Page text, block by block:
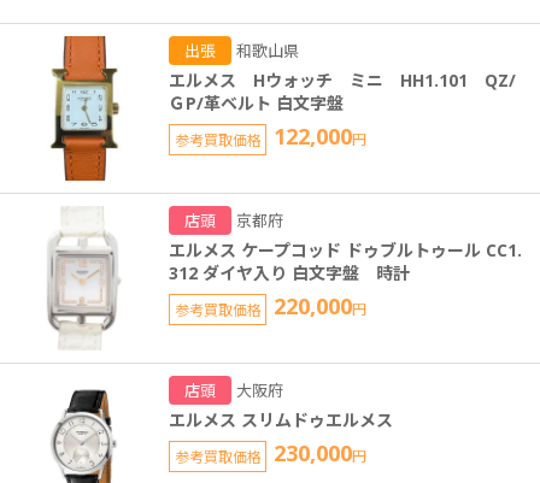
出張 和歌山県
エルメス Hウォッチ ミニ HH1.101 QZ/
ＧP/革ベルト 白文字盤
参考買取価格 122,000円
店頭 京都府
エルメス ケープコッド ドゥブルトゥール CC1.
312 ダイヤ入り 白文字盤 時計
参考買取価格 220,000円
店頭 大阪府
エルメス スリムドゥエルメス
参考買取価格 230,000円